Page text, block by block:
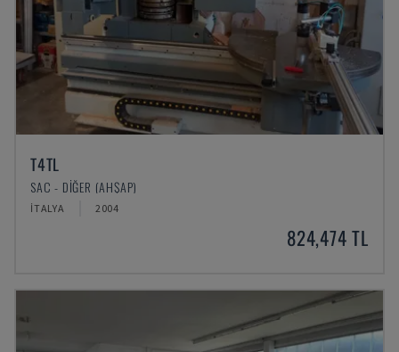
T4TL
SAC - DIĞER (AHŞAP)
İTALYA 2004
824,474 TL